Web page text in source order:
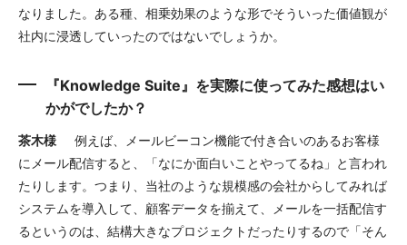
なりました。ある種、相乗効果のような形でそういった価値観が
社内に浸透していったのではないでしょうか。
『Knowledge Suite』を実際に使ってみた感想はい
かがでしたか？
茶木様
例えば、メールビーコン機能で付き合いのあるお客様
にメール配信すると、「なにか面白いことやってるね」と言われ
たりします。つまり、当社のような規模感の会社からしてみれば
システムを導入して、顧客データを揃えて、メールを一括配信す
るというのは、結構大きなプロジェクトだったりするので「そん